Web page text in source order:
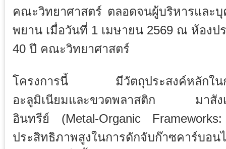
คณะวิทยาศาสตร์ ตลอดจนผู้บริหารและบุ
พยาน เมื่อวันที่ 1 เมษายน 2569 ณ ห้องป
40 ปี คณะวิทยาศาสตร์
โครงการนี้ มีวัตถุประสงค์หลักในกา
อะลูมิเนียมและขวดพลาสติก มาสังเค
อินทรีย์ (Metal-Organic
ประสิทธิภาพสูงในการดักจับก๊าซคาร์บอ